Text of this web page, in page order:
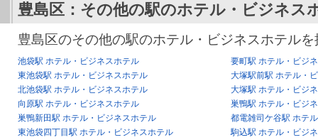
豊島区：その他の駅のホテル・ビジネス
豊島区のその他の駅のホテル・ビジネスホテル
池袋駅 ホテル・ビジネスホテル
要町駅 ホテル・ビジ
東池袋駅 ホテル・ビジネスホテル
大塚駅前駅 ホテル・
北池袋駅 ホテル・ビジネスホテル
大塚駅 ホテル・ビジ
向原駅 ホテル・ビジネスホテル
巣鴨駅 ホテル・ビジ
巣鴨新田駅 ホテル・ビジネスホテル
都電雑司ケ谷駅 ホテ
東池袋四丁目駅 ホテル・ビジネスホテル
駒込駅 ホテル・ビジ